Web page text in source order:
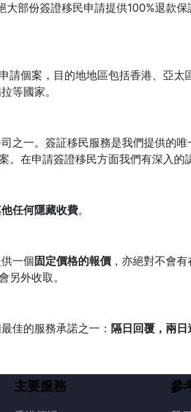
部份簽證移民申請提供100%退款保
個案，目的地地區包括香港、亞
等國家。
之一。簽証移民服務是我們提供的唯
在申請簽證移民方面我們有深入的
任何隱藏收費。
一個 固定價格的報價 ，亦絕對不會
另外收取。
佳的服務承諾之一： 隔日回覆，兩
主要服務 參